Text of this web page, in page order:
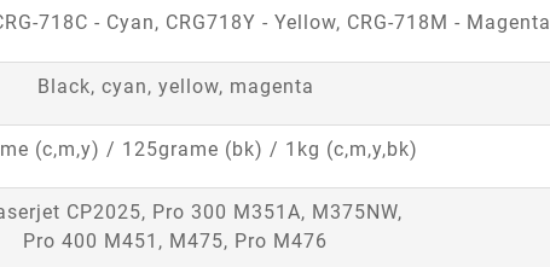
718C - Cyan, CRG718Y - Yellow, CRG-718M - Magenta
Black, cyan, yellow, magenta
(c,m,y) / 125grame (bk) / 1kg (c,m,y,bk)
CP2025, Pro 300 M351A, M375NW,
Pro 400 M451, M475, Pro M476